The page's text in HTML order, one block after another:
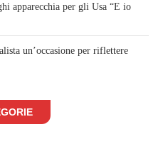
apparecchia per gli Usa “E io
un’occasione per riflettere